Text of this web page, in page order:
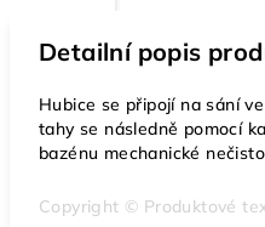
Detailní popis
Hubice se připojí na sání
tahy se následně pomocí
bazénu mechanické
Copyright © Produktové